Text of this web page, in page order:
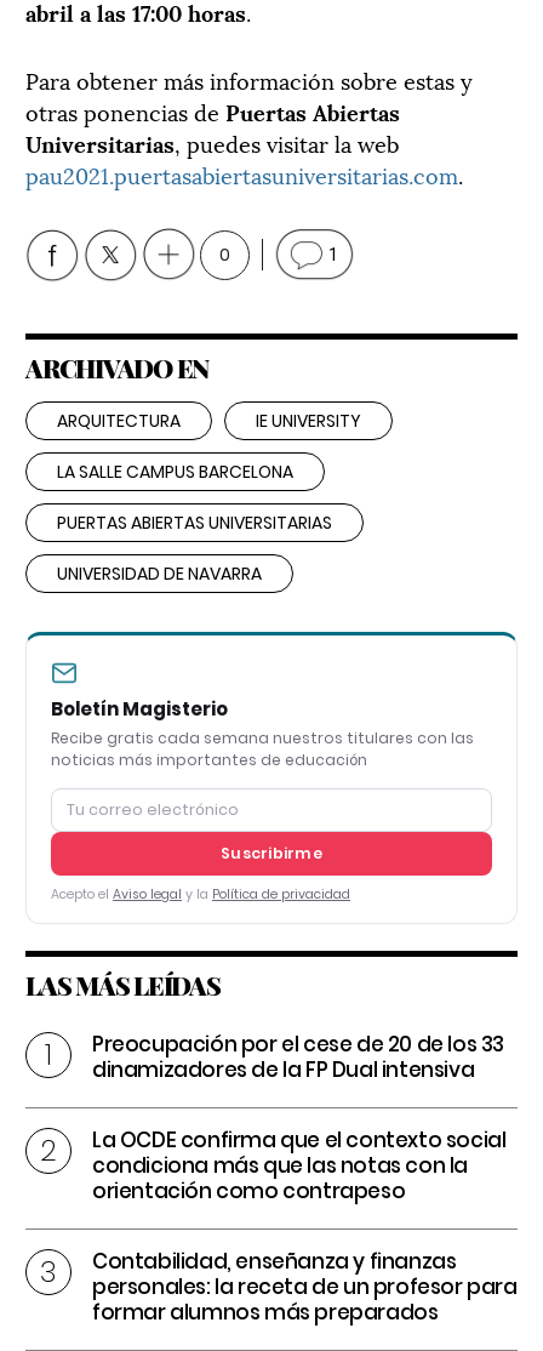
abril a las 17:00 horas.
Para obtener más información sobre estas y
otras ponencias de Puertas Abiertas
Universitarias, puedes visitar la web
pau2021.puertasabiertasuniversitarias.com.
0 1
ARCHIVADO EN
ARQUITECTURA IE UNIVERSITY
LA SALLE CAMPUS BARCELONA
PUERTAS ABIERTAS UNIVERSITARIAS
UNIVERSIDAD DE NAVARRA
Boletín Magisterio
Recibe gratis cada semana nuestros titulares con las
noticias más importantes de educación
Suscribirme
Acepto el Aviso legal y la Política de privacidad
LAS MÁS LEÍDAS
Preocupación por el cese de 20 de los 33
dinamizadores de la FP Dual intensiva
La OCDE confirma que el contexto social
condiciona más que las notas con la
orientación como contrapeso
Contabilidad, enseñanza y finanzas
personales: la receta de un profesor para
formar alumnos más preparados